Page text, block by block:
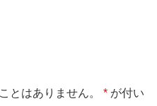
とはありません。 * が付い